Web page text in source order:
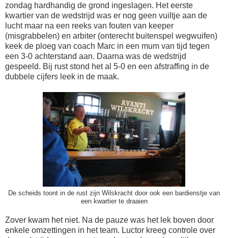
zondag hardhandig de grond ingeslagen. Het eerste
kwartier van de wedstrijd was er nog geen vuiltje aan de
lucht maar na een reeks van fouten van keeper
(misgrabbelen) en arbiter (onterecht buitenspel wegwuifen)
keek de ploeg van coach Marc in een mum van tijd tegen
een 3-0 achterstand aan. Daarna was de wedstrijd
gespeeld. Bij rust stond het al 5-0 en een afstraffing in de
dubbele cijfers leek in de maak.
De scheids toont in de rust zijn Wilskracht door ook een bardienstje van
een kwartier te draaien
Zover kwam het niet. Na de pauze was het lek boven door
enkele omzettingen in het team. Luctor kreeg controle over